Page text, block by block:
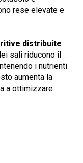
rese elevate e
distribuite
sali riducono il
i nutrienti
aumenta la
a ottimizzare